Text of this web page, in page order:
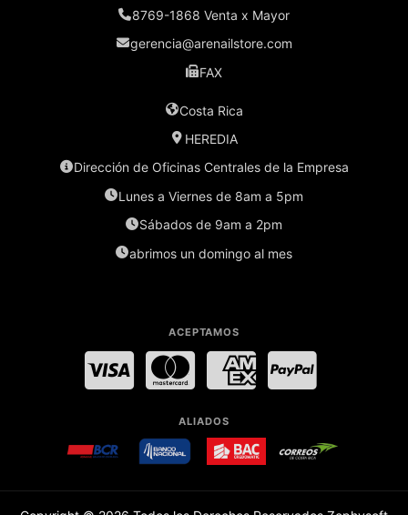
8769-1868 Venta x Mayor
gerencia@arenailstore.com
FAX
Costa Rica
HEREDIA
Dirección de Oficinas Centrales de la Empresa
Lunes a Viernes de 8am a 5pm
Sábados de 9am a 2pm
abrimos un domingo al mes
ACEPTAMOS
Visa MasterCardAmerican Express
ALIADOS